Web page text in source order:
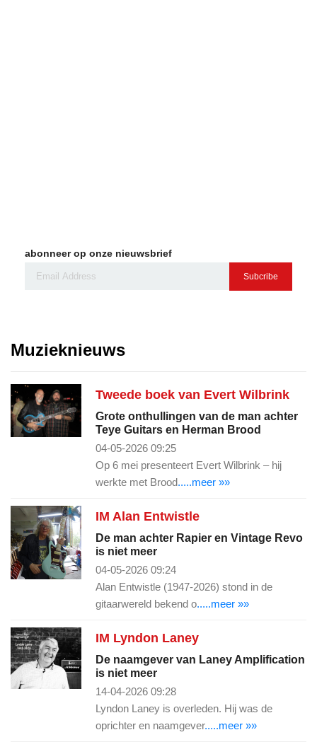
abonneer op onze nieuwsbrief
Subcribe
Muzieknieuws
Tweede boek van Evert Wilbrink
Grote onthullingen van de man achter
Teye Guitars en Herman Brood
04-05-2026 09:25
Op 6 mei presenteert Evert Wilbrink – hij
werkte met Brood.....meer »»
IM Alan Entwistle
De man achter Rapier en Vintage Revo
is niet meer
04-05-2026 09:24
Alan Entwistle (1947-2026) stond in de
gitaarwereld bekend o.....meer »»
IM Lyndon Laney
De naamgever van Laney Amplification
is niet meer
14-04-2026 09:28
Lyndon Laney is overleden. Hij was de
oprichter en naamgever.....meer »»